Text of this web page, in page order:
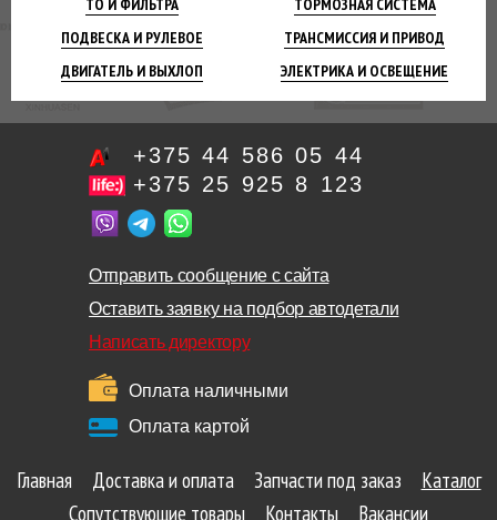
ТО И ФИЛЬТРА ТОРМОЗНАЯСИСТЕМА
ПОДВЕСКА И РУЛЕВОЕ ТРАНСМИССИЯ И ПРИВОД
ДВИГАТЕЛЬ И ВЫХЛОП ЭЛЕКТРИКА И ОСВЕЩЕНИЕ
+375 44 586 05 44
+375 25 925 8 123
Отправить сообщение с сайта
Оставить заявку на подбор автодетали
Написать директору
Оплата наличными
Оплата картой
Главная Доставка и оплата Запчасти под заказ
Каталог
Сопутствующие товары
Контакты Вакансии